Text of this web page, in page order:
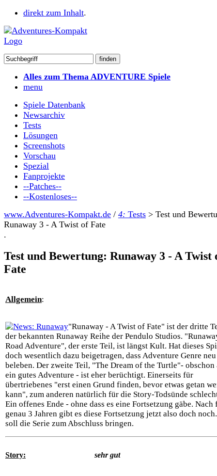
direkt zum Inhalt.
Alles zum Thema ADVENTURE Spiele
menu
Spiele Datenbank
Newsarchiv
Tests
Lösungen
Screenshots
Vorschau
Spezial
Fanprojekte
--Patches--
--Kostenloses--
www.Adventures-Kompakt.de / 4: Tests > Test und
Runaway 3 - A Twist of Fate
.
Test und Bewertung: Runaway 3 - A Twist
Fate
Allgemein:
"Runaway - A Twist of Fate" ist der dritte
der bekannten Runaway Reihe der Pendulo Studios.
Road Adventure", der erste Teil, ist längst Kult. Hat dieses
doch wesentlich dazu beigetragen, dass Adventure Genre
beleben. Der zweite Teil, "The Dream of the Turtle"- obschon
ein gutes Adventure - ist eher berüchtigt. Einerseits für
übertriebenes "erst einen Grund finden, bevor etwas getan
kann", zum anderen natürlich für die Story-Todsünde
Ein offenes Ende - ohne dass es eine Fortsetzung gäbe. Nach
genau 3 Jahren gibt es diese Fortsetzung jetzt also doch
soll die Serie zum Abschluss bringen.
Story: sehr gut